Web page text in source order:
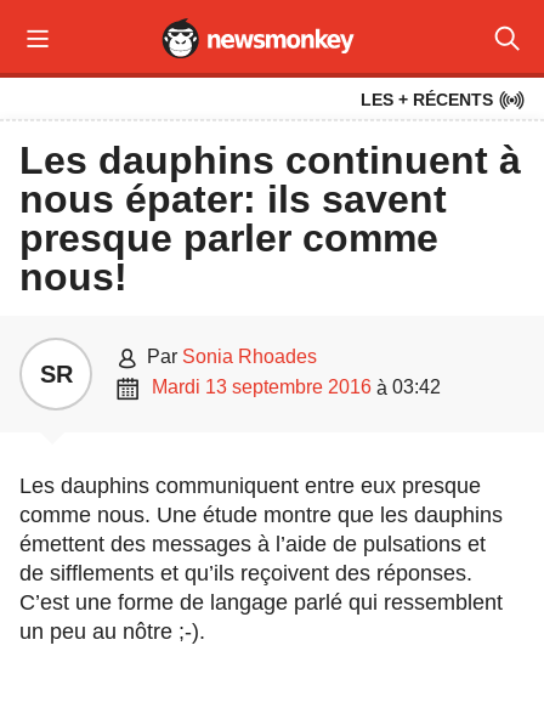
 
LES + RÉCENTS 
Les dauphins continuent à
nous épater: ils savent
presque parler comme
nous!
SR  par Sonia Rhoades
 mardi 13 septembre 2016 à 03:42
Les dauphins communiquent entre eux presque
comme nous. Une étude montre que les dauphins
émettent des messages à l’aide de pulsations et
de sifflements et qu’ils reçoivent des réponses.
C’est une forme de langage parlé qui ressemblent
un peu au nôtre ;-).